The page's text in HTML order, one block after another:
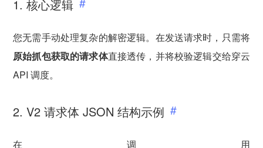
1. 核心逻辑
您无需手动处理复杂的解密逻辑。在发送请求时，只需将
原始抓包获取的请求体直接透传，并将校验逻辑交给穿云
API 调度。
2. V2 请求体 JSON 结构示例
在调用